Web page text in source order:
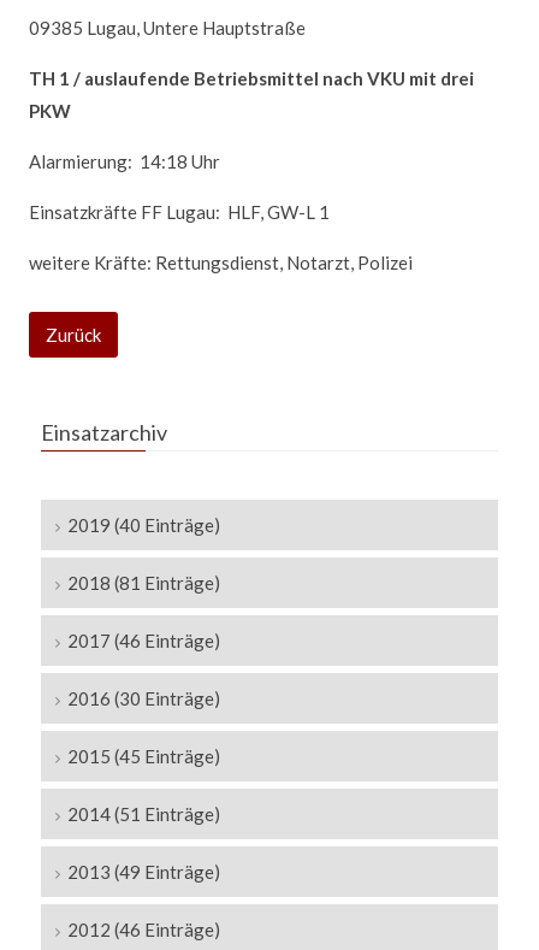
09385 Lugau, Untere Hauptstraße
TH 1 / auslaufende Betriebsmittel nach VKU mit drei
PKW
Alarmierung: 14:18 Uhr
Einsatzkräfte FF Lugau: HLF, GW-L 1
weitere Kräfte: Rettungsdienst, Notarzt, Polizei
Zurück
Einsatzarchiv
2019 (40 Einträge)
2018 (81 Einträge)
2017 (46 Einträge)
2016 (30 Einträge)
2015 (45 Einträge)
2014 (51 Einträge)
2013 (49 Einträge)
2012 (46 Einträge)